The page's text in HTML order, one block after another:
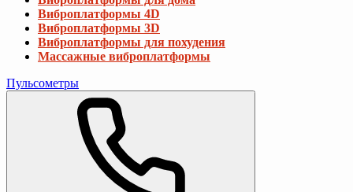
Виброплатформы 4D
Виброплатформы 3D
Виброплатформы для похудения
Массажные виброплатформы
Пульсометры